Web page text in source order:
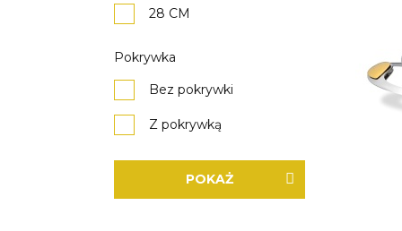
28 CM
Pokrywka
Bez pokrywki
Z pokrywką
POKAŻ